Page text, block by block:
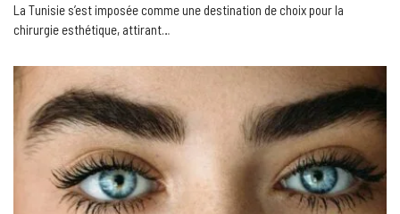
La Tunisie s’est imposée comme une destination de choix pour la
chirurgie esthétique, attirant…